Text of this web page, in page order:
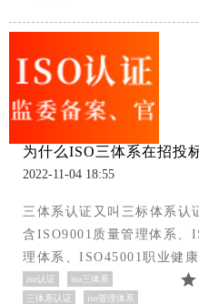
为什么ISO三体系在招投
2022-11-04 18:55
三体系认证又叫三标体系认
含ISO9001质量管理体系、
理体系、ISO45001职业健康
iso认证
iso三体系
三体系认证
iso管理体系